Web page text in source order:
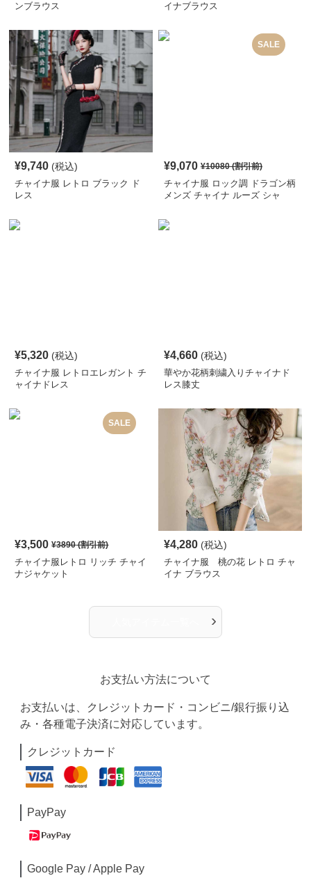
ンブラウス
イナブラウス
¥9,740 (税込)
チャイナ服 レトロ ブラック ド
レス
SALE
¥9,070 ¥10080(割引前)
チャイナ服 ロック調 ドラゴン柄
メンズ チャイナ ルーズ シャ
¥5,320 (税込)
チャイナ服 レトロエレガント チ
ャイナドレス
¥4,660 (税込)
華やか花柄刺繍入りチャイナド
レス膝丈
SALE
¥3,500 ¥3890(割引前)
チャイナ服レトロ リッチ チャイ
ナジャケット
¥4,280 (税込)
チャイナ服 桃の花 レトロ チャ
イナ ブラウス
›
お支払い方法について
お支払いは、クレジットカード・コンビニ/銀行振り込
み・各種電子決済に対応しています。
クレジットカード
PayPay
Google Pay / Apple Pay